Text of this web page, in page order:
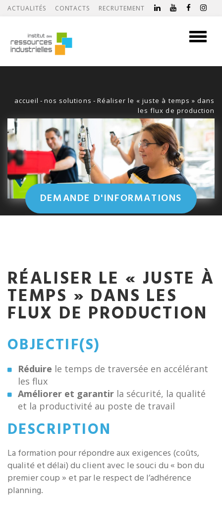
ACTUALITÉS CONTACTS RECRUTEMENT
Toggle
accueil -nos solutions - Réaliser le « juste à temps » dans
les flux de production
DEMANDE D'INFORMATIONS
RÉALISER LE « JUSTE À
TEMPS » DANS LES
FLUX DE PRODUCTION
OBJECTIF(S)
Réduire le temps de traversée en accélérant
les flux
Améliorer et garantir la sécurité, la qualité
et la productivité au poste de travail
DESCRIPTION
La formation pour répondre aux exigences (coûts,
qualité et délai) du client avec le souci du « bon du
premier coup » et par le respect de l’adhérence
planning.